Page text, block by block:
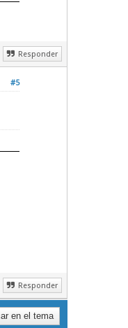
Responder
#5
Responder